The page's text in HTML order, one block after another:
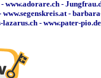
- www.adorare.ch -
www.segenskreis.at-
lazarus.ch - www.pater-pio.de